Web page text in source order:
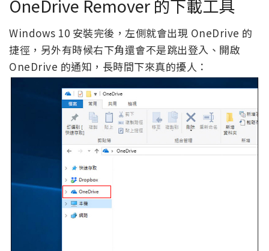
OneDrive Remover 的下載工具
Windows 10 安裝完後，左側就會出現 OneDrive 的
捷徑，另外有時候右下角還會不是跳出登入、開啟
OneDrive 的通知，長時間下來真的擾人：